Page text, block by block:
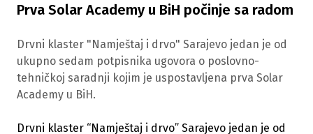
Prva Solar Academy u BiH počinje sa radom
Drvni klaster "Namještaj i drvo" Sarajevo jedan je od
ukupno sedam potpisnika ugovora o poslovno-
tehničkoj saradnji kojim je uspostavljena prva Solar
Academy u BiH.
Drvni klaster “Namještaj i drvo” Sarajevo jedan je od